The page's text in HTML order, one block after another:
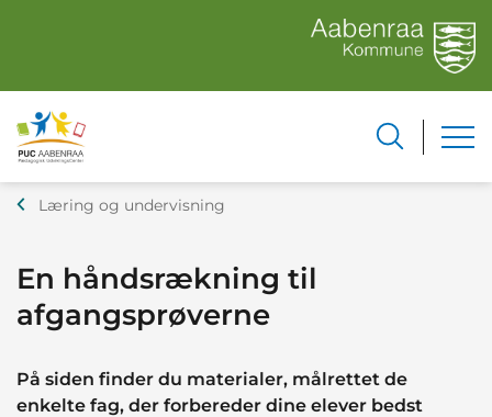
Læring og undervisning
En håndsrækning til
afgangsprøverne
På siden finder du materialer, målrettet de
enkelte fag, der forbereder dine elever bedst